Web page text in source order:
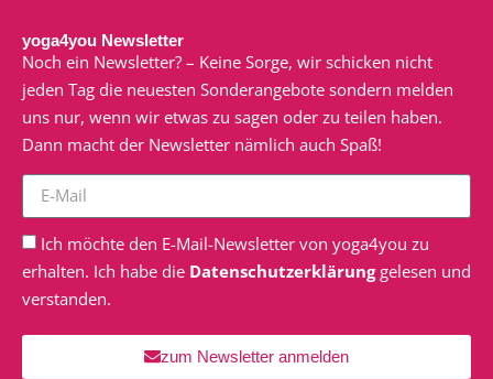
yoga4you Newsletter
Noch ein Newsletter? – Keine Sorge, wir schicken nicht
jeden Tag die neuesten Sonderangebote sondern melden
uns nur, wenn wir etwas zu sagen oder zu teilen haben.
Dann macht der Newsletter nämlich auch Spaß!
Ich möchte den E-Mail-Newsletter von yoga4you zu
erhalten. Ich habe die Datenschutzerklärunggelesen und
verstanden.
zum Newsletter anmelden